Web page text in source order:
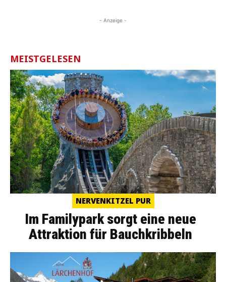
- Anzeige -
MEISTGELESEN
NERVENKITZEL PUR
Im Familypark sorgt eine neue
Attraktion für Bauchkribbeln